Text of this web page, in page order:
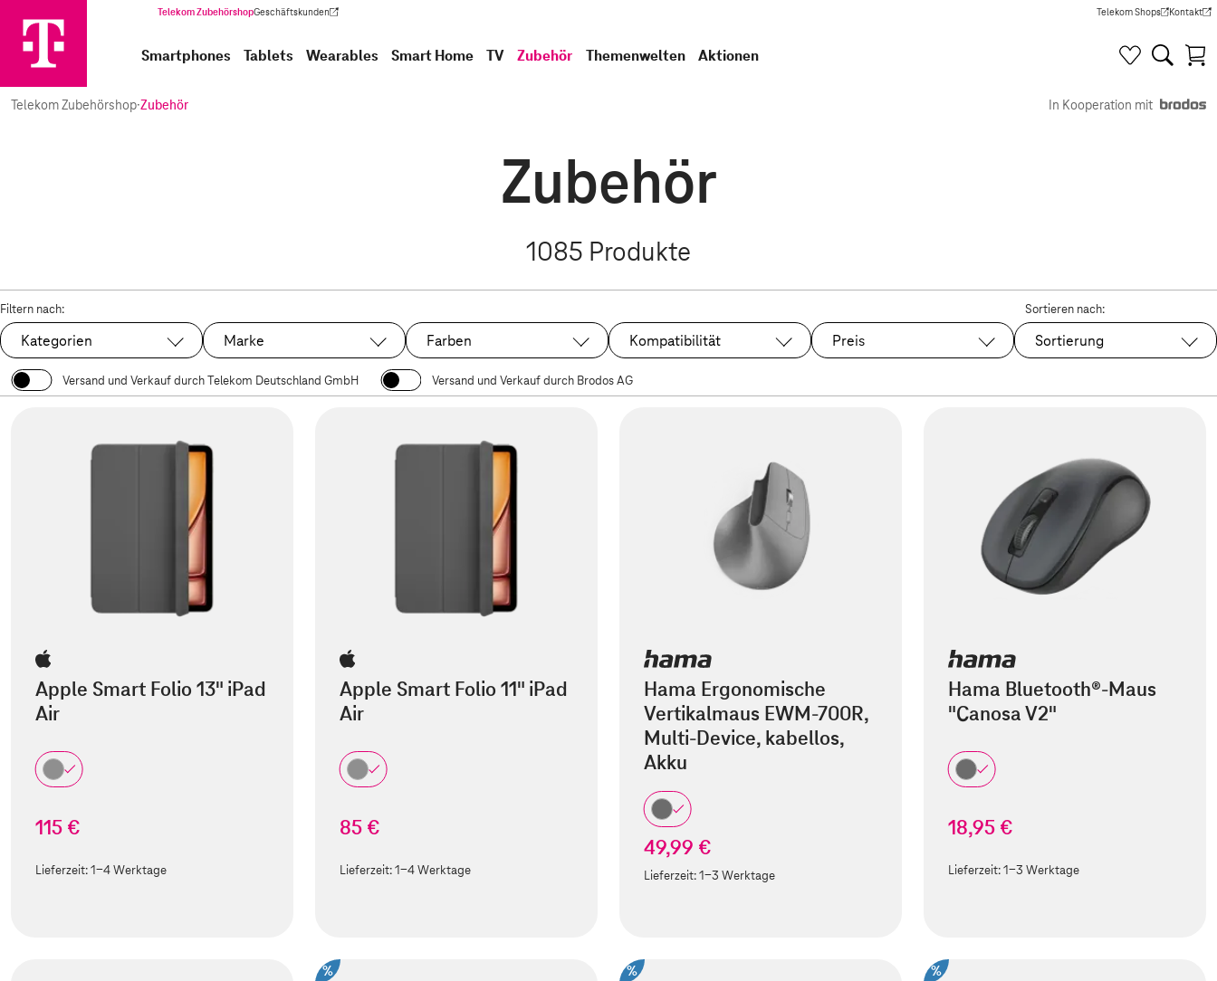
Telekom ZubehörshopGeschäftskunden
(Wird in einem neuen Tab geöffnet) Telekom Shops
(Wird in einem neuen Tab
Kontakt
(Wird in
Smartphones Tablets Wearables Smart Home TV Zubehör Themenwelten Aktionen
Telekom Zubehörshop·Zubehör In Kooperation mit
Zubehör
1085 Produkte
Filtern nach:
Kategorien Marke Farben Kompatibilität Preis
Sortieren nach:
Sortierung
Versand und Verkauf durch Telekom Deutschland GmbH Versand und Verkauf durch Brodos AG
Apple Smart Folio 13" iPad
Air
115 €
Lieferzeit:1-4 Werktage
Apple Smart Folio 11" iPad
Air
85 €
Lieferzeit:1-4 Werktage
Hama Ergonomische
Vertikalmaus EWM-700R,
Multi-Device, kabellos,
Akku
49,99 €
Lieferzeit:1-3 Werktage
Hama Bluetooth®-Maus
"Canosa V2"
18,95 €
Lieferzeit:1-3 Werktage
% % %